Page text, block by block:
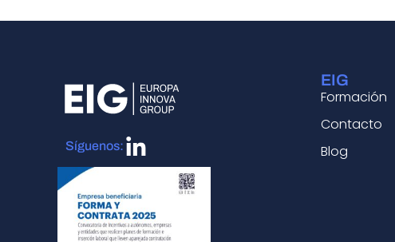
Síguenos:
EIG
Formación
Contacto
Blog